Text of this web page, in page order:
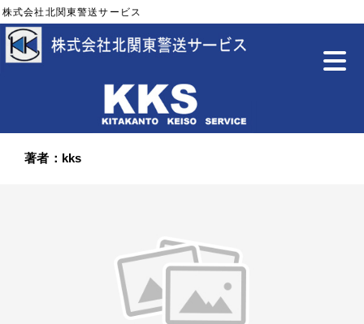
株式会社北関東警送サービス
著者：kks